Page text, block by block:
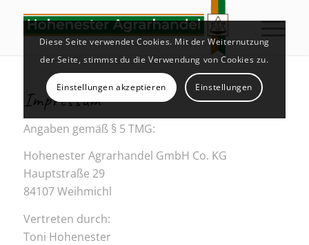
Impressum
Angaben gemäß § 5 TMG:
Hohenester Agrarhandel GmbH Co. KG
Hauptstraße 29
84107 Weihmichl
Vertreten durch:
Toni Hohenester
Diese Seite verwendet Cookies. Mit der Weiternutzung
der Seite, stimmst du die Verwendung von Cookies zu.
Einstellungen akzeptieren Einstellungen